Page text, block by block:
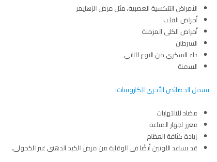
الأمراض التنكسية العصبية، مثل مرض الزهايمر
أمراض القلب
أمراض الكلى المزمنة
السرطان
داء السكري من النوع الثاني
السمنة
تشمل الخصائص الأخرى للكاروتينات:
مضاد للالتهابات
معزز لجهاز المناعة
زيادة كثافة العظام
قد يساعد اللوتين أيضًا في الوقاية من مرض الكبد الدهني غير الكحولي.